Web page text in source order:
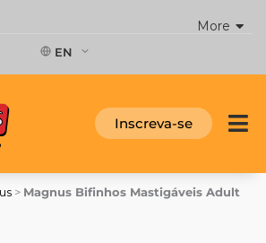
More
EN
Inscreva-se
> Magnus Bifinhos Mastigáveis Adult